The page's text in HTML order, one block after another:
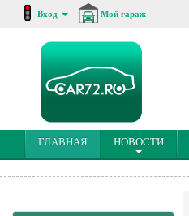
Вход Мой гараж
ГЛАВНАЯ(CURRENT)
НОВОСТИ